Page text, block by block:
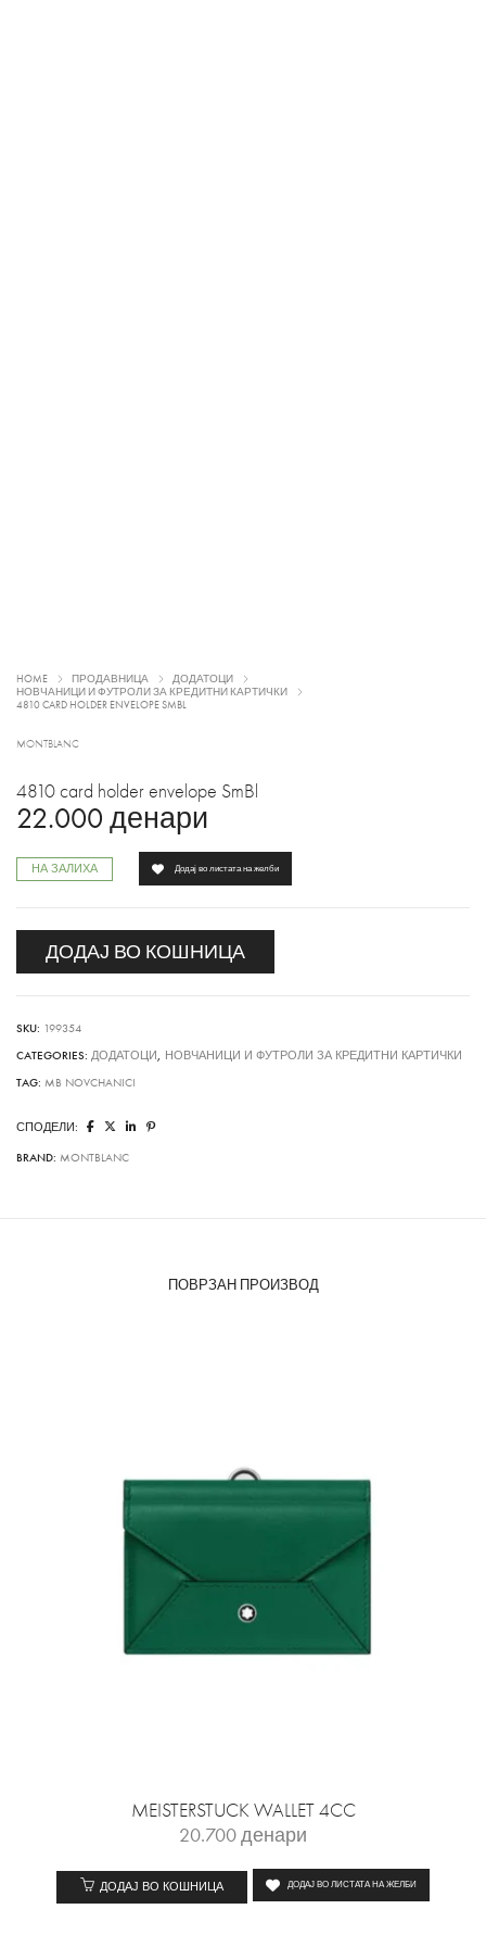
HOME ПРОДАВНИЦА
ДОДАТОЦИ
НОВЧАНИЦИ И ФУТРОЛИ ЗА КРЕДИТНИ КАРТИЧКИ
4810 CARD HOLDER ENVELOPE SMBL
MONTBLANC
4810 card holder envelope SmBl
22.000 денари
НА ЗАЛИХА
ДОДАЈ ВО КОШНИЦА
Додај во листата на желби
SKU: 199354
CATEGORIES: ДОДАТОЦИ, НОВЧАНИЦИ И ФУТРОЛИ ЗА КРЕДИТНИ КАРТИЧКИ
TAG: MB NOVCHANICI
СПОДЕЛИ:
BRAND: MONTBLANC
ПОВРЗАН ПРОИЗВОД
MEISTERSTUCK WALLET 4CC
20.700денари
ДОДАЈ ВО КОШНИЦА ДОДАЈ ВО ЛИСТАТА НА ЖЕЛБИ